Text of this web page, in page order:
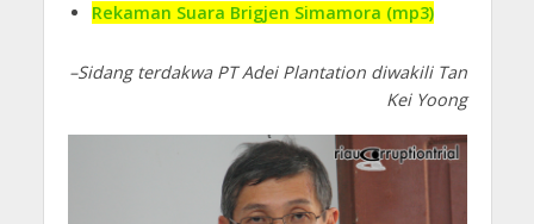
Rekaman Suara Brigjen Simamora (mp3)
–Sidang terdakwa PT Adei Plantation diwakili Tan
Kei Yoong